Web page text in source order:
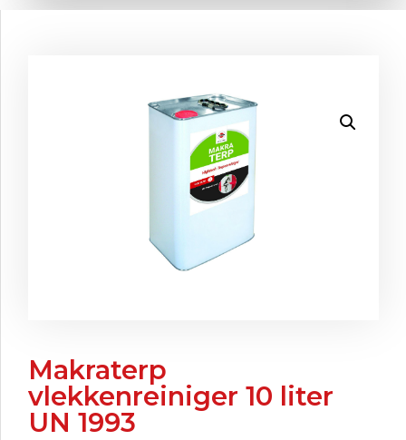
Makraterp
vlekkenreiniger 10 liter
UN 1993